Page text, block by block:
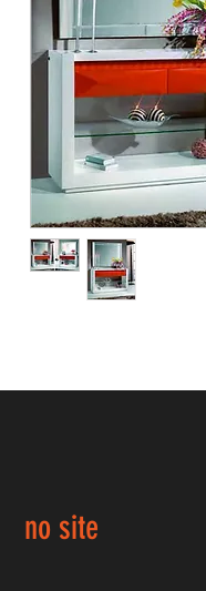
no site